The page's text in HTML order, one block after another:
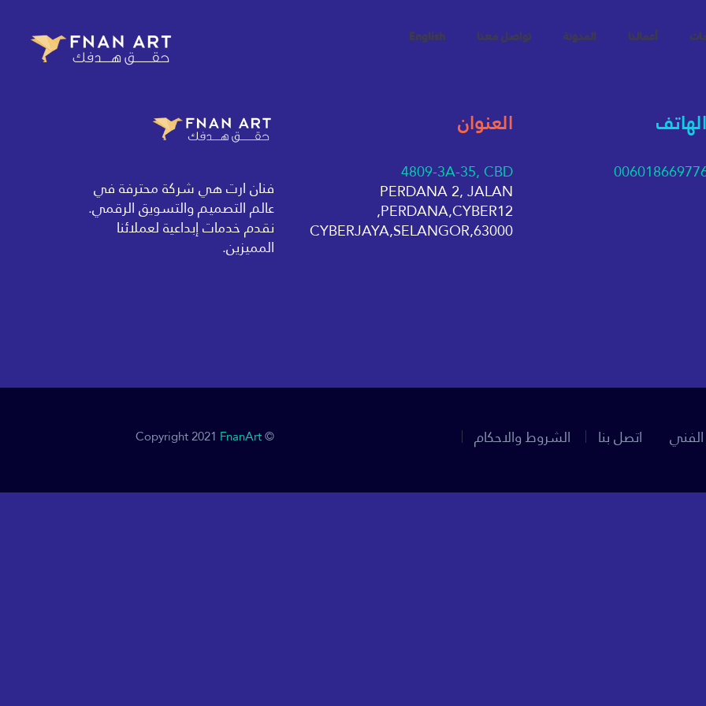
أعمالنا المدونة تواصل معنا English
فنان ارت هي شركة محترفة في
عالم التصميم والتسويق الرقمي.
نقدم خدمات إبداعية لعملائنا
المميزين.
العنوان
4809-3A-35, CBD
PERDANA 2, JALAN
PERDANA,CYBER12,
63000,CYBERJAYA,SELANGOR
© Copyright 2021
FnanArt اتصل بنا الشروط والاحكام